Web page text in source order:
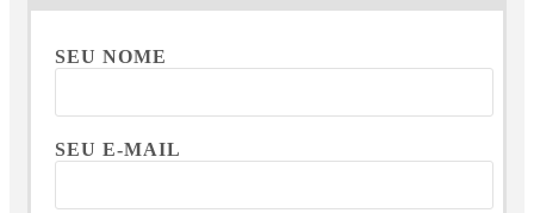
SEU NOME
SEU E-MAIL